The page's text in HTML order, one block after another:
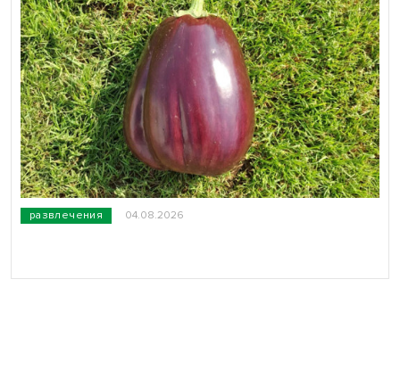
развлечения 04.08.2026